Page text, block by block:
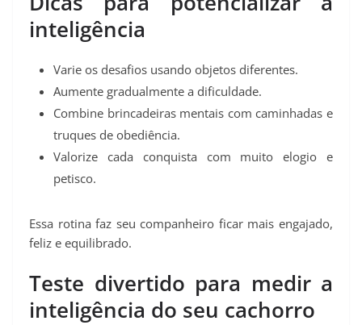
inteligência
Varie os desafios usando objetos diferentes.
Aumente gradualmente a dificuldade.
Combine brincadeiras mentais com caminhadas e
truques de obediência.
Valorize cada conquista com muito elogio e
petisco.
Essa rotina faz seu companheiro ficar mais engajado,
feliz e equilibrado.
Teste divertido para medir a
inteligência do seu cachorro